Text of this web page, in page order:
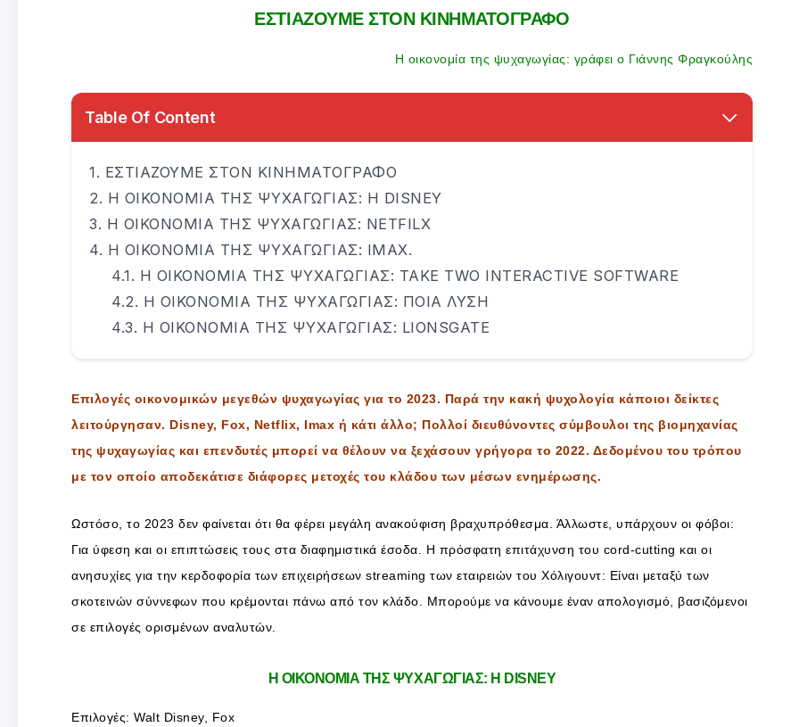
ΕΣΤΙΑΖΟΥΜΕ ΣΤΟΝ ΚΙΝΗΜΑΤΟΓΡΑΦΟ
Η οικονομία της ψυχαγωγίας: γράφει ο Γιάννης Φραγκούλης
Table Of Content
ΕΣΤΙΑΖΟΥΜΕ ΣΤΟΝ ΚΙΝΗΜΑΤΟΓΡΑΦΟ
Η ΟΙΚΟΝΟΜΙΑ ΤΗΣ ΨΥΧΑΓΩΓΙΑΣ: Η DISNEY
Η ΟΙΚΟΝΟΜΙΑ ΤΗΣ ΨΥΧΑΓΩΓΙΑΣ: NETFILX
Η ΟΙΚΟΝΟΜΙΑ ΤΗΣ ΨΥΧΑΓΩΓΙΑΣ: IMAX.
Η ΟΙΚΟΝΟΜΙΑ ΤΗΣ ΨΥΧΑΓΩΓΙΑΣ: TAKE TWO INTERACTIVE SOFTWARE
Η ΟΙΚΟΝΟΜΙΑ ΤΗΣ ΨΥΧΑΓΩΓΙΑΣ: ΠΟΙΑ ΛΥΣΗ
Η ΟΙΚΟΝΟΜΙΑ ΤΗΣ ΨΥΧΑΓΩΓΙΑΣ: LIONSGATE
Επιλογές οικονομικών μεγεθών ψυχαγωγίας για το 2023. Παρά την κακή ψυχολογία κάποιοι δείκτες
λειτούργησαν. Disney, Fox, Netflix, Imax ή κάτι άλλο; Πολλοί διευθύνοντες σύμβουλοι της βιομηχανίας
της ψυχαγωγίας και επενδυτές μπορεί να θέλουν να ξεχάσουν γρήγορα το 2022. Δεδομένου του τρόπου
με τον οποίο αποδεκάτισε διάφορες μετοχές του κλάδου των μέσων ενημέρωσης.
Ωστόσο, το 2023 δεν φαίνεται ότι θα φέρει μεγάλη ανακούφιση βραχυπρόθεσμα. Άλλωστε, υπάρχουν οι φόβοι:
Για ύφεση και οι επιπτώσεις τους στα διαφημιστικά έσοδα. Η πρόσφατη επιτάχυνση του cord-cutting και οι
ανησυχίες για την κερδοφορία των επιχειρήσεων streaming των εταιρειών του Χόλιγουντ: Είναι μεταξύ των
σκοτεινών σύννεφων που κρέμονται πάνω από τον κλάδο. Μπορούμε να κάνουμε έναν απολογισμό, βασιζόμενοι
σε επιλογές ορισμένων αναλυτών.
Η ΟΙΚΟΝΟΜΙΑ ΤΗΣ ΨΥΧΑΓΩΓΙΑΣ: Η DISNEY
Επιλογές: Walt Disney, Fox